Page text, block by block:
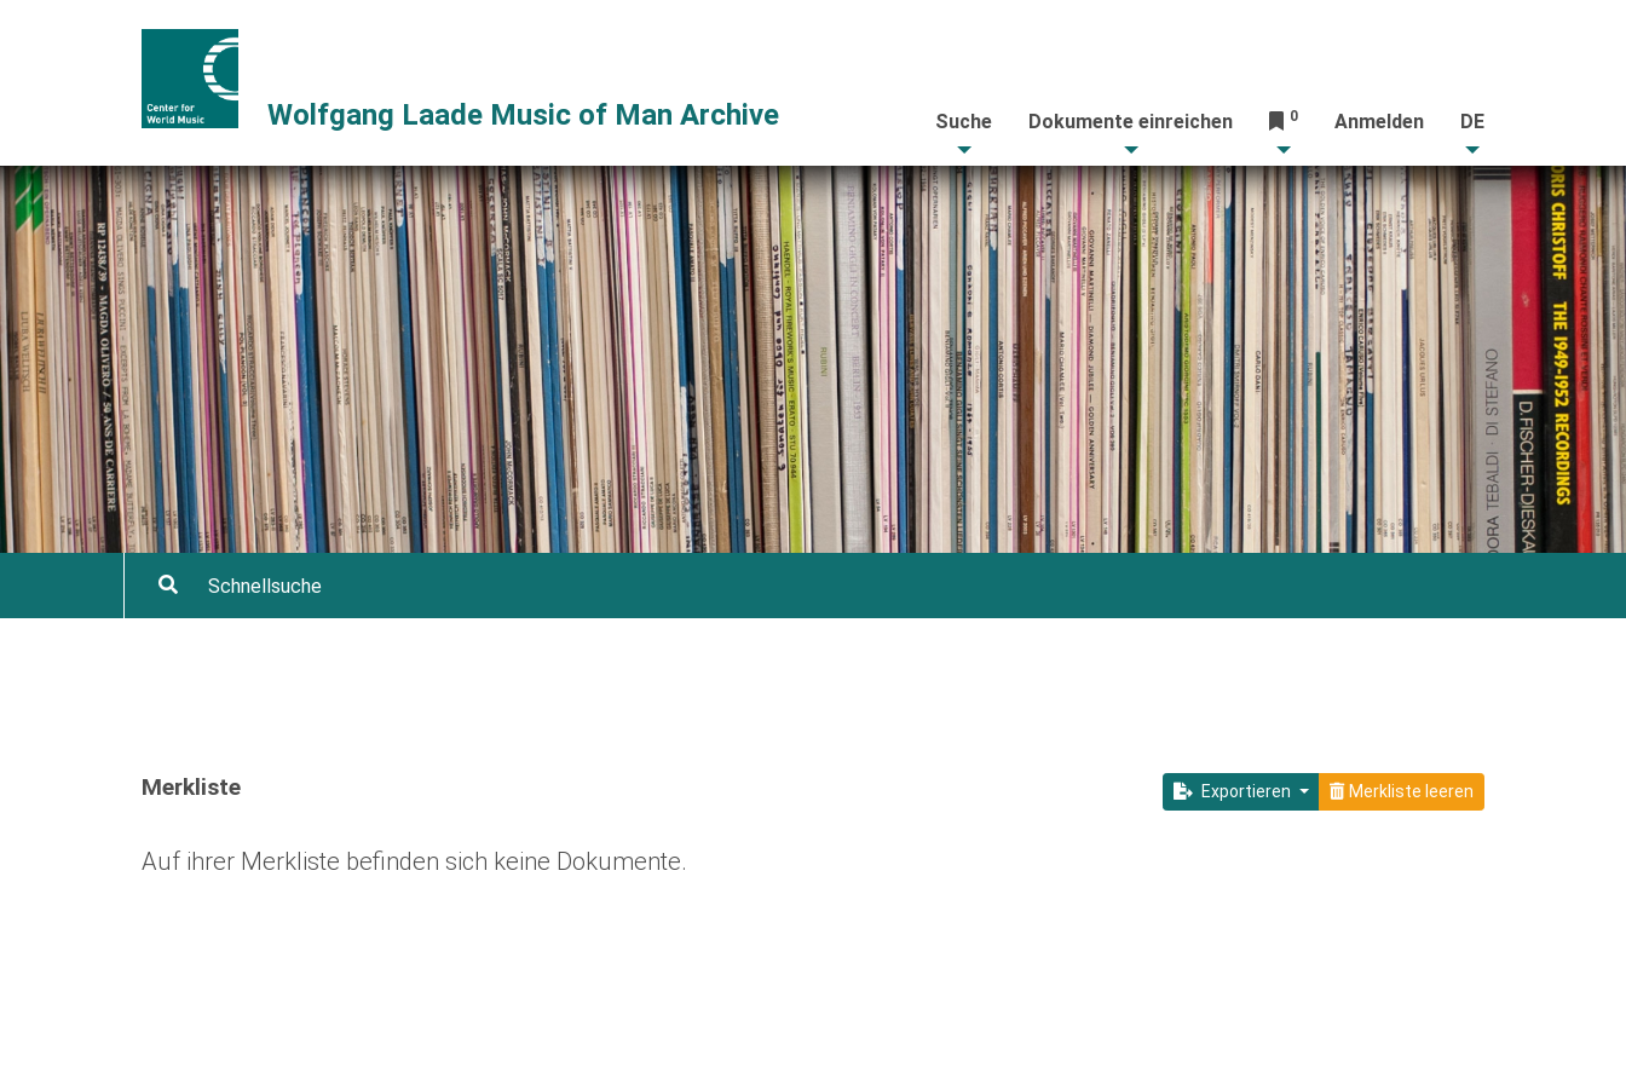
Wolfgang Laade Music of Man Archive Suche Dokumente einreichen 0 Anmelden DE
Exportieren Merkliste leeren
Merkliste
Auf ihrer Merkliste befinden sich keine Dokumente.